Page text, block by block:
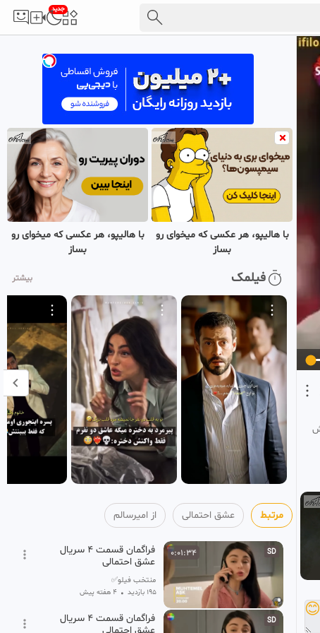
جدید
😊
با هالیپو، هر عکسی که میخوای رو
بساز
با هالیپو، هر عکسی که میخوای رو
بساز
فیلمک بیشتر
مرتبط عشق احتمالی از امیرسالم
SD
0:01:34
فراگمان قسمت 4 سریال
عشق احتمالی
منتخب فیلو✅
195 بازدید • ۴ هفته پیش
SD
فراگمان قسمت 4 سریال